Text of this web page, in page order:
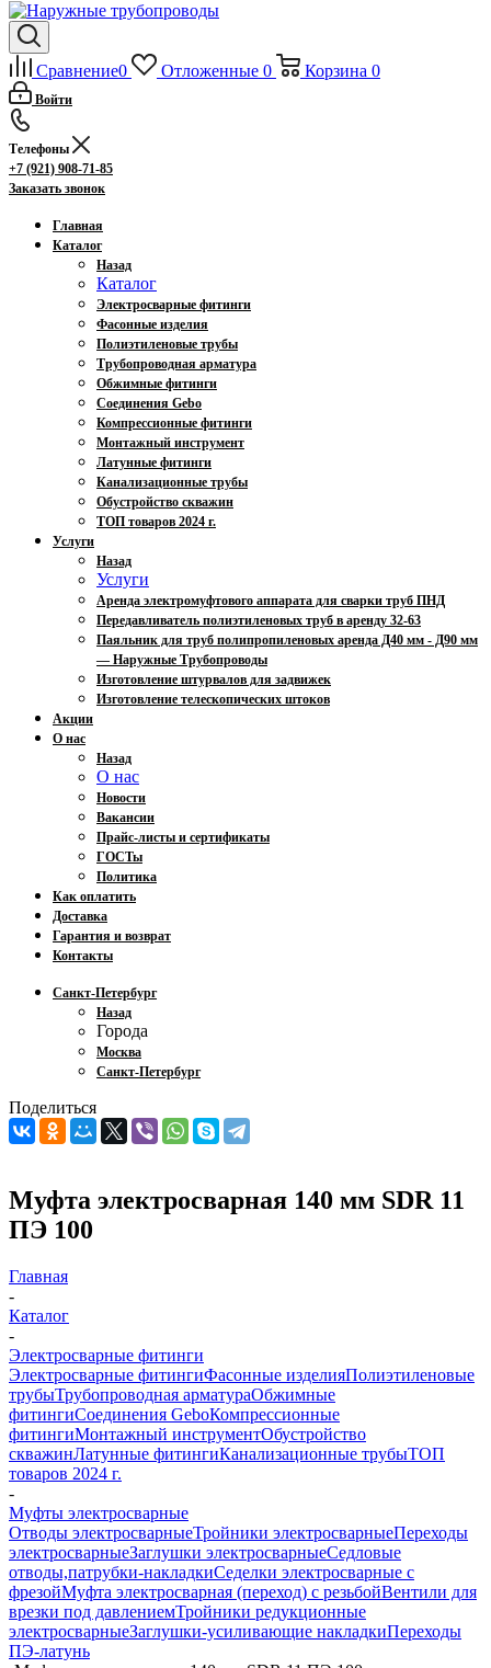
Сравнение0 Отложенные 0 Корзина 0
Войти
Телефоны
+7 (921) 908-71-85
Заказать звонок
Главная
Каталог
Назад
Каталог
Электросварные фитинги
Фасонные изделия
Полиэтиленовые трубы
Трубопроводная арматура
Обжимные фитинги
Соединения Gebo
Компрессионные фитинги
Монтажный инструмент
Латунные фитинги
Канализационные трубы
Обустройство скважин
ТОП товаров 2024 г.
Услуги
Назад
Услуги
Аренда электромуфтового аппарата для сварки труб ПНД
Передавливатель полиэтиленовых труб в аренду 32-63
Паяльник для труб полипропиленовых аренда Д40 мм - Д90 мм
— Наружные Трубопроводы
Изготовление штурвалов для задвижек
Изготовление телескопических штоков
Акции
О нас
Назад
О нас
Новости
Вакансии
Прайс-листы и сертификаты
ГОСТы
Политика
Как оплатить
Доставка
Гарантия и возврат
Контакты
Санкт-Петербург
Назад
Города
Москва
Санкт-Петербург
Поделиться
Муфта электросварная 140 мм SDR 11
ПЭ 100
Главная
-
Каталог
-
Электросварные фитинги
Электросварные фитингиФасонные изделияПолиэтиленовые
трубыТрубопроводная арматураОбжимные
фитингиСоединения GeboКомпрессионные
фитингиМонтажный инструментОбустройство
скважинЛатунные фитингиКанализационные трубыТОП
товаров 2024 г.
-
Муфты электросварные
Отводы электросварныеТройники электросварныеПереходы
электросварныеЗаглушки электросварныеСедловые
отводы,патрубки-накладкиСеделки электросварные с
фрезойМуфта электросварная (переход) с резьбойВентили для
врезки под давлениемТройники редукционные
электросварныеЗаглушки-усиливающие накладкиПереходы
ПЭ-латунь